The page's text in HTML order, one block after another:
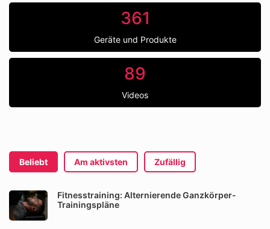
361
Geräte und Produkte
89
Videos
Beliebt Am aktivsten Zufällig
Fitnesstraining: Alternierende Ganzkörper-
Trainingspläne